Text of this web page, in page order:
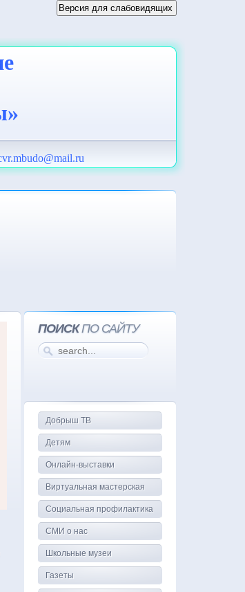
ПОИСКПО САЙТУ
Добрыш ТВ
Детям
Онлайн-выставки
Виртуальная мастерская
Социальная профилактика
СМИ о нас
Школьные музеи
Газеты